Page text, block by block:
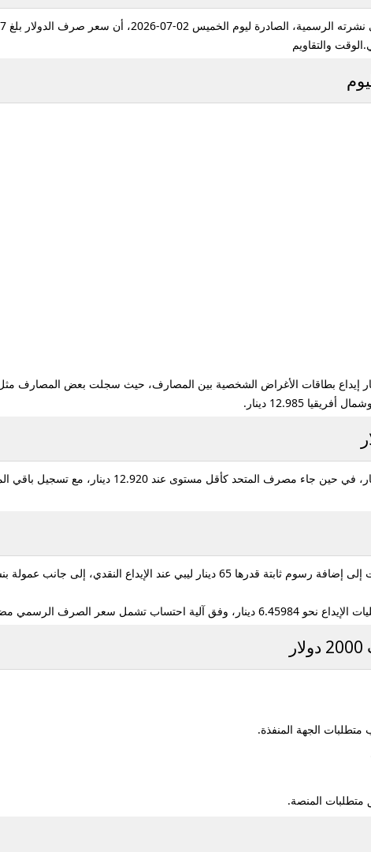
12.985 دينار.
النقدي، إلى جانب عمولة بنسبة 0.5%، وفقًا للسياسات المعتمدة.
إليه الرسوم والعمولات المصرفية.
الجهة المنفذة.
المنصة.